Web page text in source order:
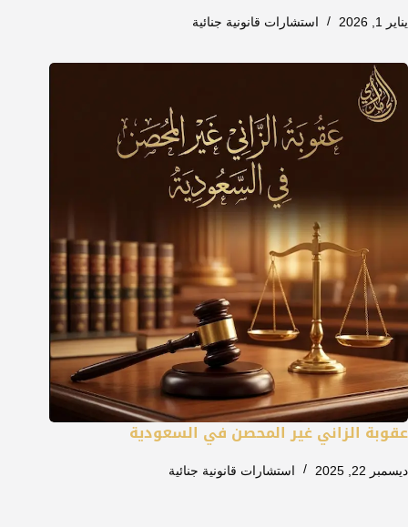
يناير 1, 2026 استشارات قانونية جنائية
عقوبة الزاني غير المحصن في السعودية
ديسمبر 22, 2025 استشارات قانونية جنائية